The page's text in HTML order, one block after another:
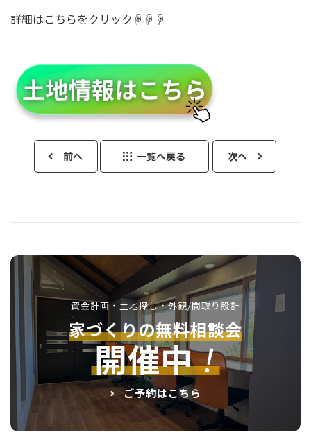
詳細はこちらをクリック☟☟☟
前へ 一覧へ戻る 次へ
資金計画・土地探し・外観/間取り設計
家づくりの無料相談会
開催中！
ご予約はこちら